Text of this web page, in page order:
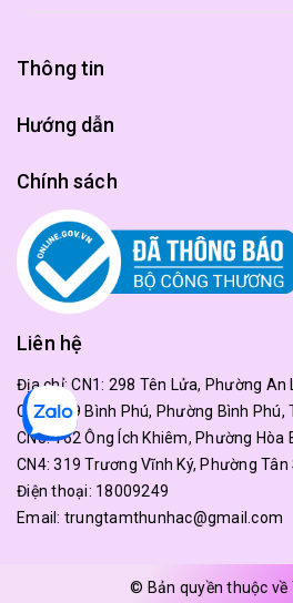
Thông tin
Hướng dẫn
Chính sách
Liên hệ
Địa chỉ:CN1: 298 Tên Lửa, Phường An
CN2: 179 Bình Phú, Phường Bình Phú,
CN3: 162 Ông Ích Khiêm, Phường Hòa
CN4: 319 Trương Vĩnh Ký, Phường Tân
Điện thoại: 18009249
Email: trungtamthunhac@gmail.com
© Bản quyền thuộc về